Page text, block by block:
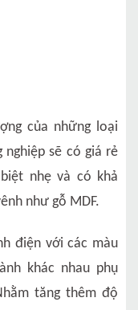
của những loại
nghiệp sẽ có giá rẻ
nhẹ và có khả
như gỗ MDF.
điện với các màu
khác nhau phụ
tăng thêm độ